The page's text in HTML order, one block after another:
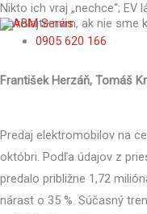
Preskočiť
na
Nikto ich vraj „nechce“; EV
Zavolajte nám, ak nie sme
0905 620 166
František Herzáň, Tomáš
Predaj elektromobilov na
októbri. Podľa údajov z
predalo približne 1,72
nárast o 35 %. Súčasný